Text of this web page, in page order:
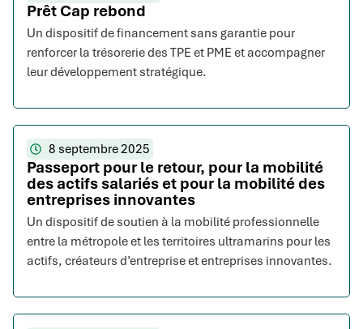
Prêt Cap rebond
Un dispositif de financement sans garantie pour
renforcer la trésorerie des TPE et PME et accompagner
leur développement stratégique.
8 septembre 2025
Passeport pour le retour, pour la mobilité
des actifs salariés et pour la mobilité des
entreprises innovantes
Un dispositif de soutien à la mobilité professionnelle
entre la métropole et les territoires ultramarins pour les
actifs, créateurs d’entreprise et entreprises innovantes.